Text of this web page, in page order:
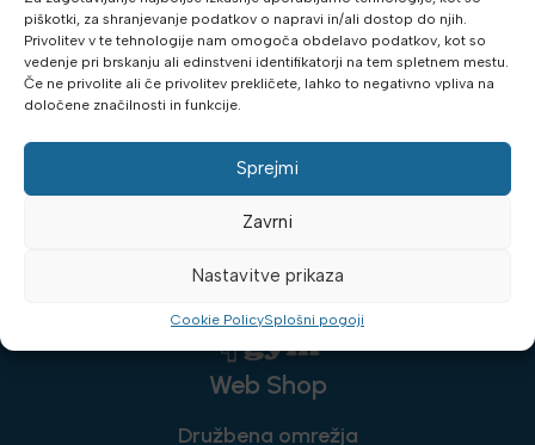
piškotki, za shranjevanje podatkov o napravi in/ali dostop do njih.
Privolitev v te tehnologije nam omogoča obdelavo podatkov, kot so
vedenje pri brskanju ali edinstveni identifikatorji na tem spletnem mestu.
Če ne privolite ali če privolitev prekličete, lahko to negativno vpliva na
določene značilnosti in funkcije.
Sprejmi
Zavrni
Nastavitve prikaza
Cookie PolicySplošni pogoji
33.19€ z DDV 23.23€
DODAJ V KOŠARICO
Web Shop
Družbena omrežja